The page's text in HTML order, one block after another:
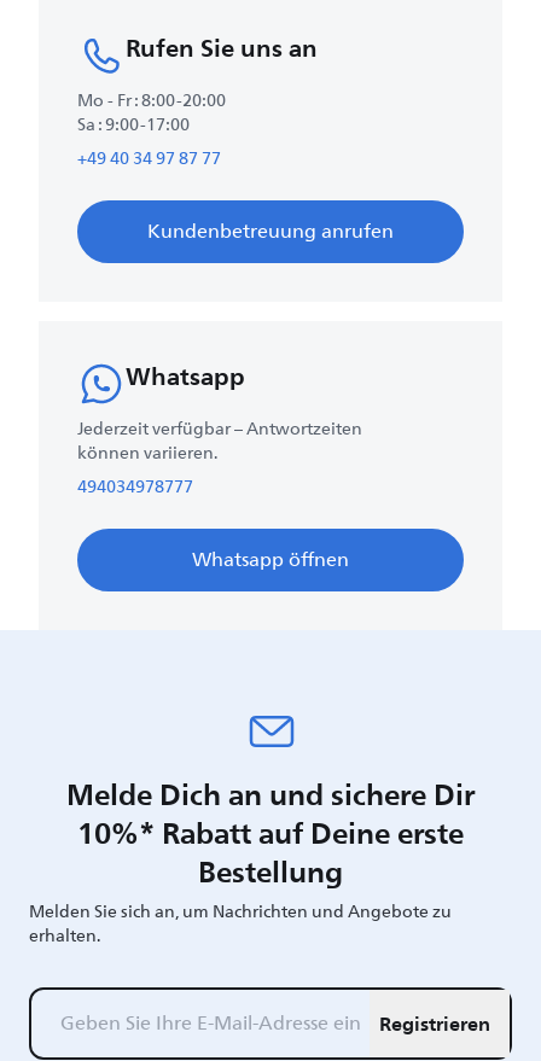
Rufen Sie uns an
Mo - Fr : 8:00-20:00
Sa : 9:00-17:00
+49 40 34 97 87 77
Kundenbetreuung anrufen
Whatsapp
Jederzeit verfügbar – Antwortzeiten
können variieren.
494034978777
Whatsapp öffnen
Melde Dich an und sichere Dir
10%* Rabatt auf Deine erste
Bestellung
Melden Sie sich an, um Nachrichten und Angebote zu
erhalten.
Registrieren